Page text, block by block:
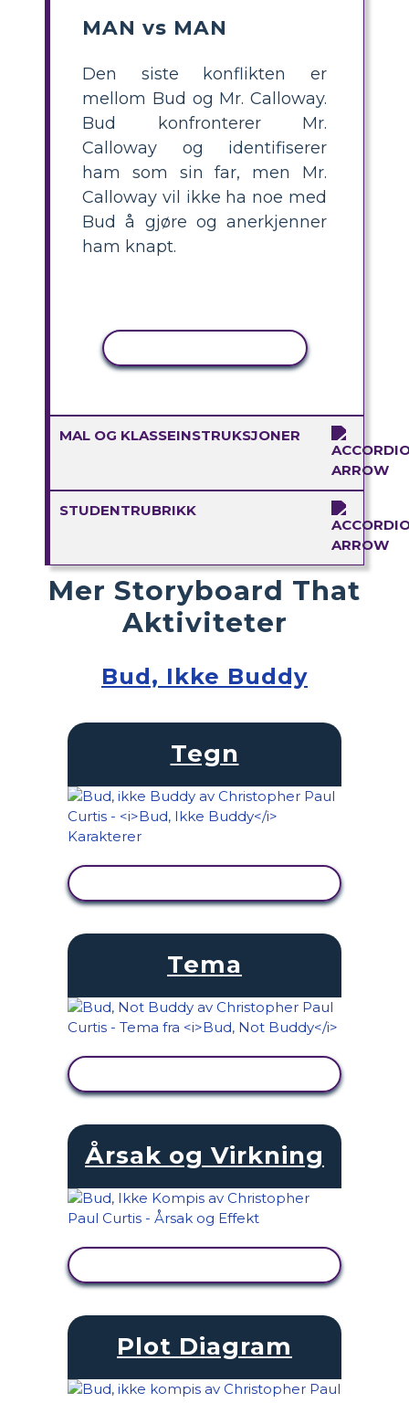
MAN vs MAN
Den siste konflikten er
mellom Bud og Mr. Calloway.
Bud konfronterer Mr.
Calloway og identifiserer
ham som sin far, men Mr.
Calloway vil ikke ha noe med
Bud å gjøre og anerkjenner
ham knapt.
MAL OG KLASSEINSTRUKSJONER
STUDENTRUBRIKK
Mer Storyboard That
Aktiviteter
Bud, Ikke Buddy
Tegn
Tema
Årsak og Virkning
Plot Diagram